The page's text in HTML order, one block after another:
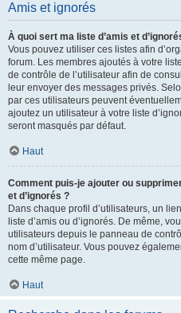
Amis et ignorés
À quoi sert ma liste d’amis et
Vous pouvez utiliser ces listes afin
forum. Les membres ajoutés à votre
de contrôle de l’utilisateur afin de
leur envoyer des messages privés.
par ces utilisateurs peuvent
ajoutez un utilisateur à votre liste
seront masqués par défaut.
Haut
Comment puis-je ajouter ou
et d’ignorés ?
Dans chaque profil d’utilisateurs, un
liste d’amis ou d’ignorés. De même,
utilisateurs depuis le panneau de
nom d’utilisateur. Vous pouvez
cette même page.
Haut